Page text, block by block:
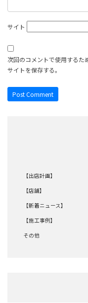
サイト
次回のコメントで使用するた
サイトを保存する。
【出店計画】
【店舗】
【新着ニュース】
【施工事例】
その他